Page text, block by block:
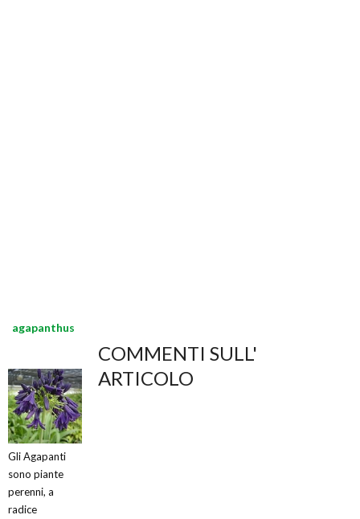
agapanthus
Gli Agapanti
sono piante
perenni, a
radice
COMMENTI SULL'
ARTICOLO